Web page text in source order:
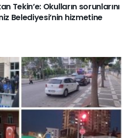
Tekin’e: Okulların sorunlarını
Belediyesi’nin hizmetine